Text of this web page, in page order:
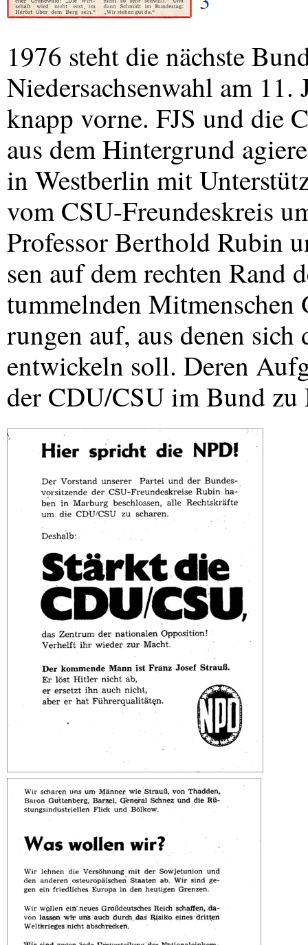
1976 steht die nächste
Niedersachsenwahl am
knapp vorne. FJS und die
aus dem Hintergrund
in Westberlin mit
vomCSU-Freundeskreis
Professor Berthold Rubin
sen auf dem rechten Rand
tummelnden Mitmenschen
rungen auf, aus denen sich
entwickeln soll. Deren
der CDU/CSUim Bund zu